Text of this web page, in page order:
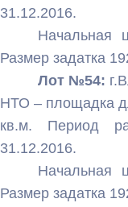
31.12.2016.
Начальная
Размер задатка
Лот №54:
НТО – площадка
кв.м. Период
31.12.2016.
Начальная
Размер задатка